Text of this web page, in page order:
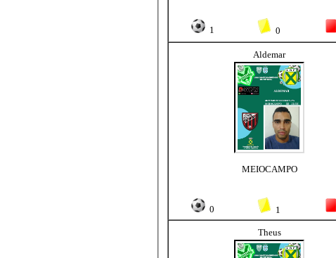
1 0
Aldemar
MEIOCAMPO
0 1
Theus